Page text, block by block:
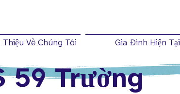
Thiệu Về Chúng Tôi Gia Ðình Hiện Tại
59 Trường